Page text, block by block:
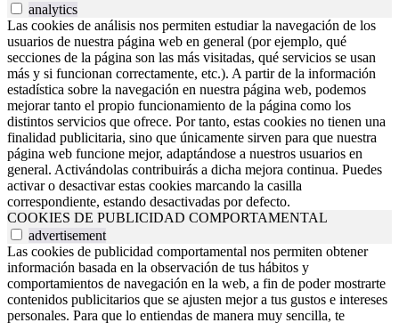
analytics
Las cookies de análisis nos permiten estudiar la navegación de los
usuarios de nuestra página web en general (por ejemplo, qué
secciones de la página son las más visitadas, qué servicios se usan
más y si funcionan correctamente, etc.). A partir de la información
estadística sobre la navegación en nuestra página web, podemos
mejorar tanto el propio funcionamiento de la página como los
distintos servicios que ofrece. Por tanto, estas cookies no tienen una
finalidad publicitaria, sino que únicamente sirven para que nuestra
página web funcione mejor, adaptándose a nuestros usuarios en
general. Activándolas contribuirás a dicha mejora continua. Puedes
activar o desactivar estas cookies marcando la casilla
correspondiente, estando desactivadas por defecto.
COOKIES DE PUBLICIDAD COMPORTAMENTAL
advertisement
Las cookies de publicidad comportamental nos permiten obtener
información basada en la observación de tus hábitos y
comportamientos de navegación en la web, a fin de poder mostrarte
contenidos publicitarios que se ajusten mejor a tus gustos e intereses
personales. Para que lo entiendas de manera muy sencilla, te